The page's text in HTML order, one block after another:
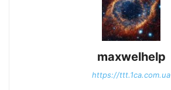
maxwelhelp
https://ttt.1ca.com.ua